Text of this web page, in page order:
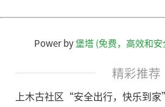
Power by堡塔 (免费，高效和
精彩推荐
上木古社区“安全出行，快乐到家”